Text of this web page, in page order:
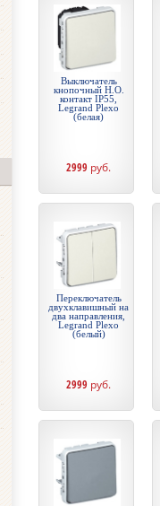
Выключатель
кнопочный Н.О.
контакт IP55,
Legrand Plexo
(белая)
2999 руб.
Переключатель
двухклавишный на
два направления,
Legrand Plexo
(белый)
2999 руб.